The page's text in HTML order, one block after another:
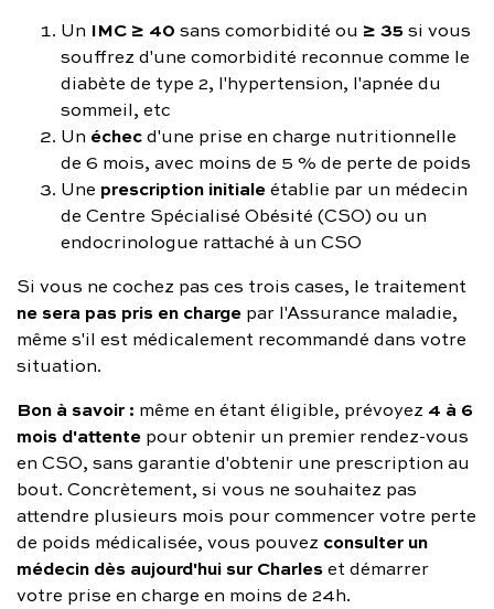
Un IMC ≥ 40 sans comorbidité ou ≥ 35si vous
souffrez d'une comorbidité reconnue comme le
diabète de type 2, l'hypertension, l'apnée du
sommeil, etc
Un échecd'une prise en charge nutritionnelle
de 6 mois, avec moins de 5 % de perte de poids
Une prescription initialeétablie par un médecin
de Centre Spécialisé Obésité (CSO) ou un
endocrinologue rattaché à un CSO
Si vous ne cochez pas ces trois cases, le traitement
ne sera pas pris en charge par l'Assurance maladie,
même s'il est médicalement recommandé dans votre
situation.
Bon à savoir : même en étant éligible, prévoyez 4 à 6
mois d'attente pour obtenir un premier rendez-vous
en CSO, sans garantie d'obtenir une prescription au
bout. Concrètement, si vous ne souhaitez pas
attendre plusieurs mois pour commencer votre perte
de poids médicalisée, vous pouvez consulter un
médecin dès aujourd'hui sur Charleset démarrer
votre prise en charge en moins de 24h.